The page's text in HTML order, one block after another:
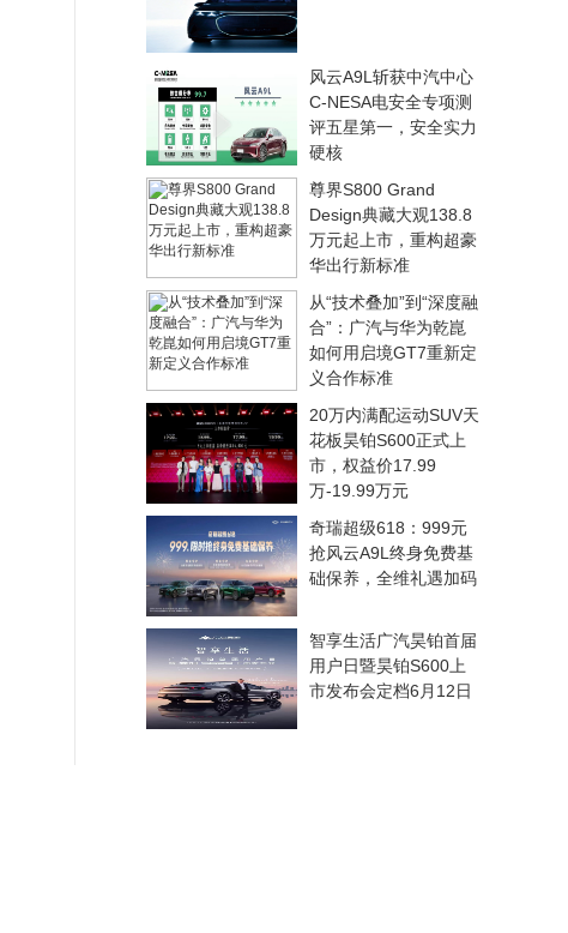
风云A9L斩获中汽中心
C-NESA电安全专项测
评五星第一，安全实力
硬核
尊界S800 Grand
Design典藏大观138.8
万元起上市，重构超豪
华出行新标准
从“技术叠加”到“深度融
合”：广汽与华为乾崑
如何用启境GT7重新定
义合作标准
20万内满配运动SUV天
花板昊铂S600正式上
市，权益价17.99
万-19.99万元
奇瑞超级618：999元
抢风云A9L终身免费基
础保养，全维礼遇加码
智享生活广汽昊铂首届
用户日暨昊铂S600上
市发布会定档6月12日